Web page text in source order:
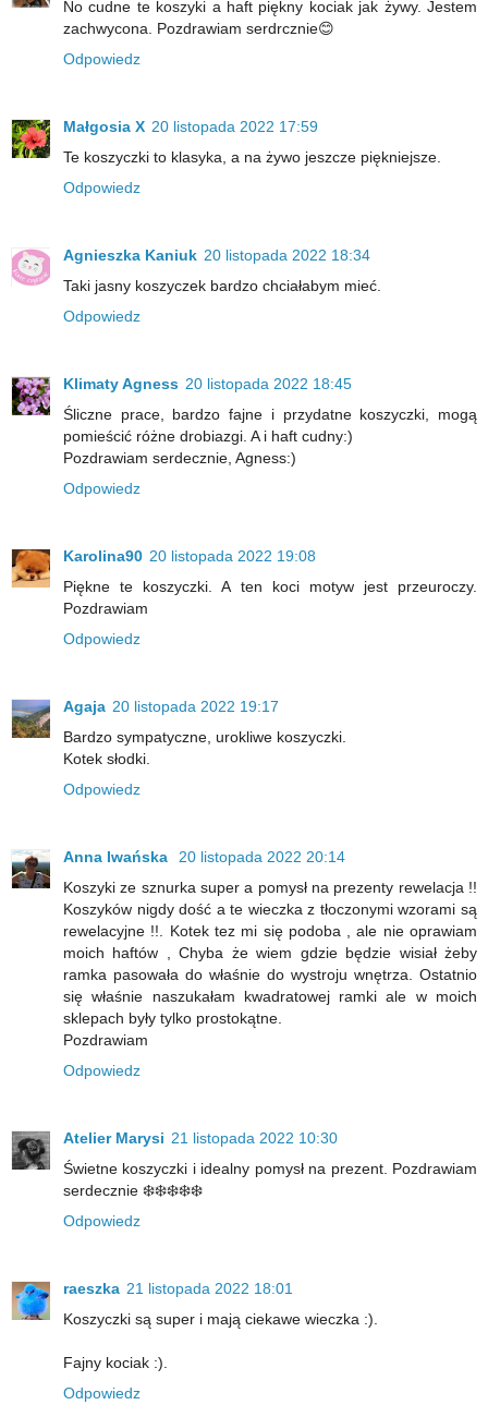
No cudne te koszyki a haft piękny kociak jak żywy. Jestem
zachwycona. Pozdrawiam serdrcznie😊
Odpowiedz
Małgosia X 20 listopada 2022 17:59
Te koszyczki to klasyka, a na żywo jeszcze piękniejsze.
Odpowiedz
Agnieszka Kaniuk 20 listopada 2022 18:34
Taki jasny koszyczek bardzo chciałabym mieć.
Odpowiedz
Klimaty Agness 20 listopada 2022 18:45
Śliczne prace, bardzo fajne i przydatne koszyczki, mogą
pomieścić różne drobiazgi. A i haft cudny:)
Pozdrawiam serdecznie, Agness:)
Odpowiedz
Karolina90 20 listopada 2022 19:08
Piękne te koszyczki. A ten koci motyw jest przeuroczy.
Pozdrawiam
Odpowiedz
Agaja 20 listopada 2022 19:17
Bardzo sympatyczne, urokliwe koszyczki.
Kotek słodki.
Odpowiedz
Anna Iwańska
20 listopada 2022 20:14
Koszyki ze sznurka super a pomysł na prezenty rewelacja !!
Koszyków nigdy dość a te wieczka z tłoczonymi wzorami są
rewelacyjne !!. Kotek tez mi się podoba , ale nie oprawiam
moich haftów , Chyba że wiem gdzie będzie wisiał żeby
ramka pasowała do właśnie do wystroju wnętrza. Ostatnio
się właśnie naszukałam kwadratowej ramki ale w moich
sklepach były tylko prostokątne.
Pozdrawiam
Odpowiedz
Atelier Marysi 21 listopada 2022 10:30
Świetne koszyczki i idealny pomysł na prezent. Pozdrawiam
serdecznie ❄️❄️❄️❄️❄️
Odpowiedz
raeszka 21 listopada 2022 18:01
Koszyczki są super i mają ciekawe wieczka :).
Fajny kociak :).
Odpowiedz